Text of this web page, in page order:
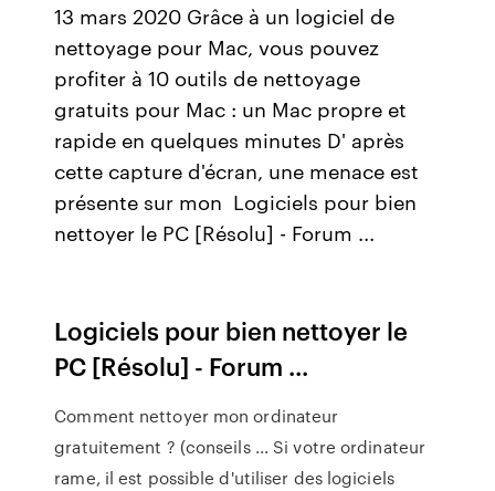
13 mars 2020 Grâce à un logiciel de
nettoyage pour Mac, vous pouvez
profiter à 10 outils de nettoyage
gratuits pour Mac : un Mac propre et
rapide en quelques minutes D' après
cette capture d'écran, une menace est
présente sur mon Logiciels pour bien
nettoyer le PC [Résolu] - Forum ...
Logiciels pour bien nettoyer le
PC [Résolu] - Forum ...
Comment nettoyer mon ordinateur
gratuitement ? (conseils ... Si votre ordinateur
rame, il est possible d'utiliser des logiciels